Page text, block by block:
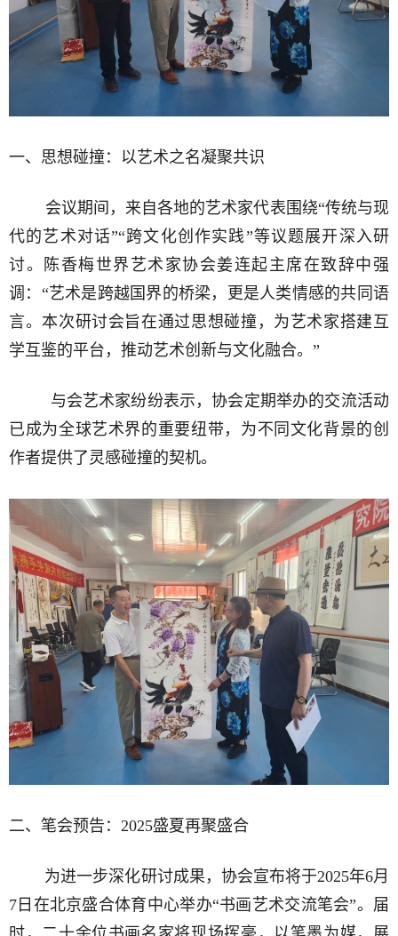
一、思想碰撞：以艺术之名凝聚共识
会议期间，来自各地的艺术家代表围绕“传统与现
代的艺术对话”“跨文化创作实践”等议题展开深入研
讨。陈香梅世界艺术家协会姜连起主席在致辞中强
调：“艺术是跨越国界的桥梁，更是人类情感的共同语
言。本次研讨会旨在通过思想碰撞，为艺术家搭建互
学互鉴的平台，推动艺术创新与文化融合。”
与会艺术家纷纷表示，协会定期举办的交流活动
已成为全球艺术界的重要纽带，为不同文化背景的创
作者提供了灵感碰撞的契机。
二、笔会预告：2025盛夏再聚盛合
为进一步深化研讨成果，协会宣布将于2025年6月
7日在北京盛合体育中心举办“书画艺术交流笔会”。届